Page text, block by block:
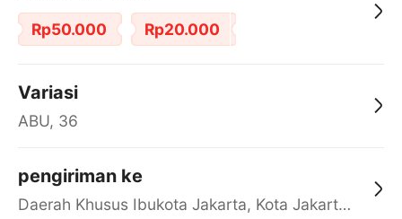
Rp50.000 Rp20.000
Variasi
ABU, 36
pengiriman ke
Daerah Khusus Ibukota Jakarta, Kota Jakarta Barat, Cengkareng, yy